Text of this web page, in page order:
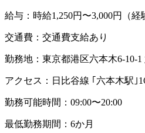
給与： 時給1,250円〜3,000円（経
交通費： 交通費支給あり
勤務地： 東京都港区六本木6-10-
アクセス： 日比谷線 ｢六本木駅｣
勤務可能時間： 09:00〜20:00
最低勤務期間： 6か月